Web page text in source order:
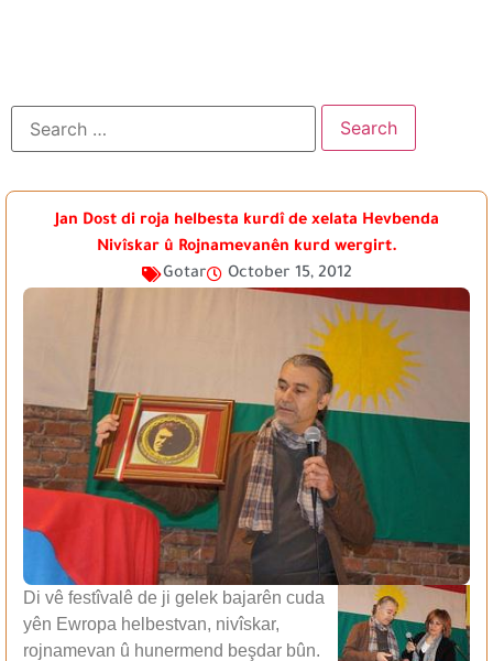
Jan Dost di roja helbesta kurdî de xelata Hevbenda
Nivîskar û Rojnamevanên kurd wergirt.
Gotar
October 15, 2012
Di vê festîvalê de ji gelek bajarên cuda
yên Ewropa helbestvan, nivîskar,
rojnamevan û hunermend beşdar bûn.